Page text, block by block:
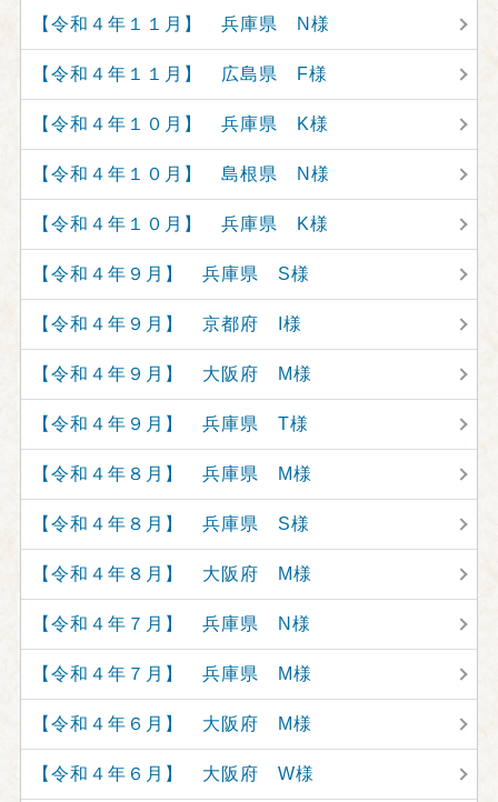
【令和４年１１月】 兵庫県 N様
【令和４年１１月】 広島県 F様
【令和４年１０月】 兵庫県 K様
【令和４年１０月】 島根県 N様
【令和４年１０月】 兵庫県 K様
【令和４年９月】 兵庫県 S様
【令和４年９月】 京都府 I様
【令和４年９月】 大阪府 M様
【令和４年９月】 兵庫県 T様
【令和４年８月】 兵庫県 M様
【令和４年８月】 兵庫県 S様
【令和４年８月】 大阪府 M様
【令和４年７月】 兵庫県 N様
【令和４年７月】 兵庫県 M様
【令和４年６月】 大阪府 M様
【令和４年６月】 大阪府 W様